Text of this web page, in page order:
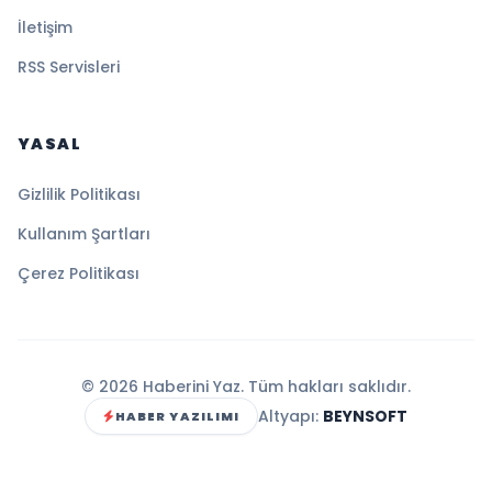
İletişim
RSS Servisleri
YASAL
Gizlilik Politikası
Kullanım Şartları
Çerez Politikası
© 2026 Haberini Yaz. Tüm hakları saklıdır.
HABER YAZILIMI Altyapı: BEYNSOFT